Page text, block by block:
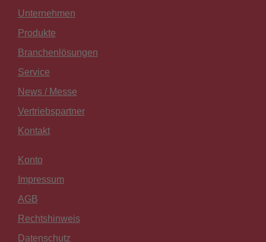
Unternehmen
Produkte
Branchenlösungen
Service
News / Messe
Vertriebspartner
Kontakt
Konto
Impressum
AGB
Rechtshinweis
Datenschutz